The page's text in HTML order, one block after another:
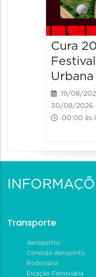
Cura
Urbana
19/08/
30/08/2026
00:00 às
Transporte
Aeroportos
Conexão Aeroporto
Rodoviária
Estação Ferroviária